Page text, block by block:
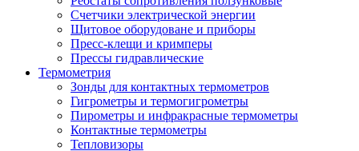
Счетчики электрической энергии
Щитовое оборудоване и приборы
Пресс-клещи и кримперы
Прессы гидравлические
Термометрия
Зонды для контактных термометров
Гигрометры и термогигрометры
Пирометры и инфракрасные термометры
Контактные термометры
Тепловизоры